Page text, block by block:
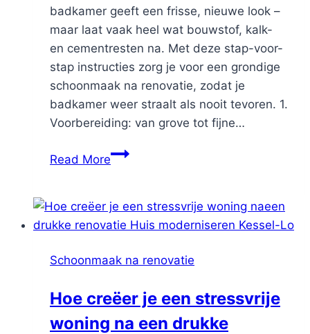
badkamer geeft een frisse, nieuwe look –
maar laat vaak heel wat bouwstof, kalk-
en cementresten na. Met deze stap-voor-
stap instructies zorg je voor een grondige
schoonmaak na renovatie, zodat je
badkamer weer straalt als nooit tevoren. 1.
Voorbereiding: van grove tot fijne…
Read MoreSchoonmaak
na
renovatie
Schoonmaak na renovatie
Hoe creëer je een stressvrije
woning na een drukke